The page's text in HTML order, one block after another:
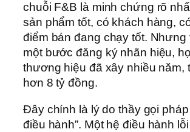
chuỗi F&B là minh chứng rõ
sản phẩm tốt, có khách hàng,
điểm bán đang chạy tốt. Nhưng
một bước đăng ký nhãn hiệu,
thương hiệu đã xây nhiều năm,
hơn 8 tỷ đồng.
Đây chính là lý do thầy gọi pháp
điều hành”. Một hệ điều hành